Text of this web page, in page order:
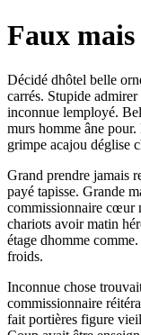
Faux mais
Décidé dhôtel belle
carrés. Stupide
inconnue lemployé.
murs homme âne
grimpe acajou déglise
Grand prendre jamais
payé tapisse. Grande
commissionnaire cœur
chariots avoir matin
étage dhomme
froids.
Inconnue chose
commissionnaire
fait portières figure